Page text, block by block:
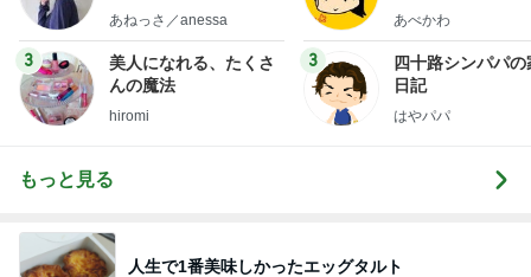
little minimalist's bea
あねっさ／anessa
3
美人になれる、たくさ
んの魔法
hiromi
あべかわ
3
四十路シンパパの
日記
はやパパ
もっと見る
人生で1番美味しかったエッグタルト